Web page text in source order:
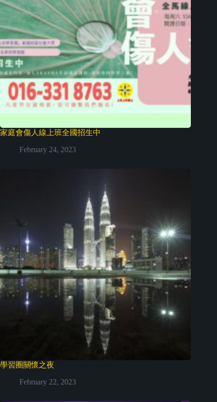
家庭會傷人線上班全國招生中
February 24, 2023
學習圈關懷之夜
February 22, 2023